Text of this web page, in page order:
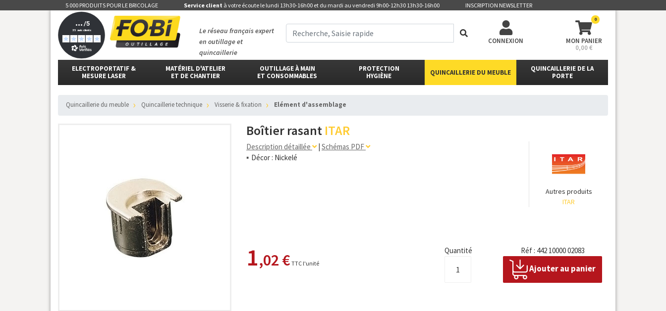
5 000 PRODUITS POUR LE BRICOLAGE Service client à votre écoute le lundi 13h30-16h00 et du mardi au vendredi 9h00-12h30 13h30-16h00 INSCRIPTION NEWSLETTER
Le réseau français expert
en outillage et
quincaillerie
CONNEXION
0
MON PANIER
0,00 €
ELECTROPORTATIF &
MESURE LASER
MATÉRIEL D'ATELIER
ET DE CHANTIER
OUTILLAGE À MAIN
ET CONSOMMABLES
PROTECTION
HYGIÈNE
QUINCAILLERIE DU MEUBLE
QUINCAILLERIE DE LA
PORTE
Quincaillerie du meuble Quincaillerie technique Visserie & fixation Elément d'assemblage
Boîtier rasant ITAR
Description détaillée | Schémas PDF
Décor : Nickelé
Autres produits
ITAR
1,02 € TTC l'unité
Quantité Réf : 442 10000 02083
Ajouter au panier